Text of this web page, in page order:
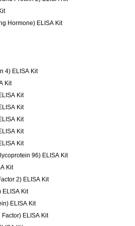
Hormone) ELISA Kit
4) ELISA Kit
Kit
Kit
Kit
Kit
Kit
Kit
96) ELISA Kit
Kit
2) ELISA Kit
ELISA Kit
ELISA Kit
ELISA Kit